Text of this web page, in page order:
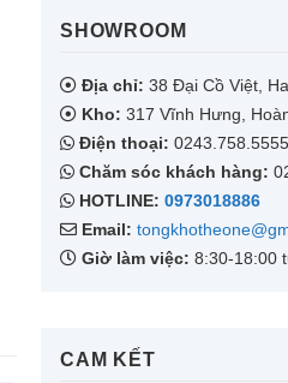
SHOWROOM​
Địa chỉ: 38 Đại Cồ Việt,
Kho: 317 Vĩnh Hưng,
Điện thoại: 0243.758.5555
Chăm sóc khách hàng:
HOTLINE: 0973018886
Email:
Giờ làm việc: 8:30-18:00
CAM KẾT​